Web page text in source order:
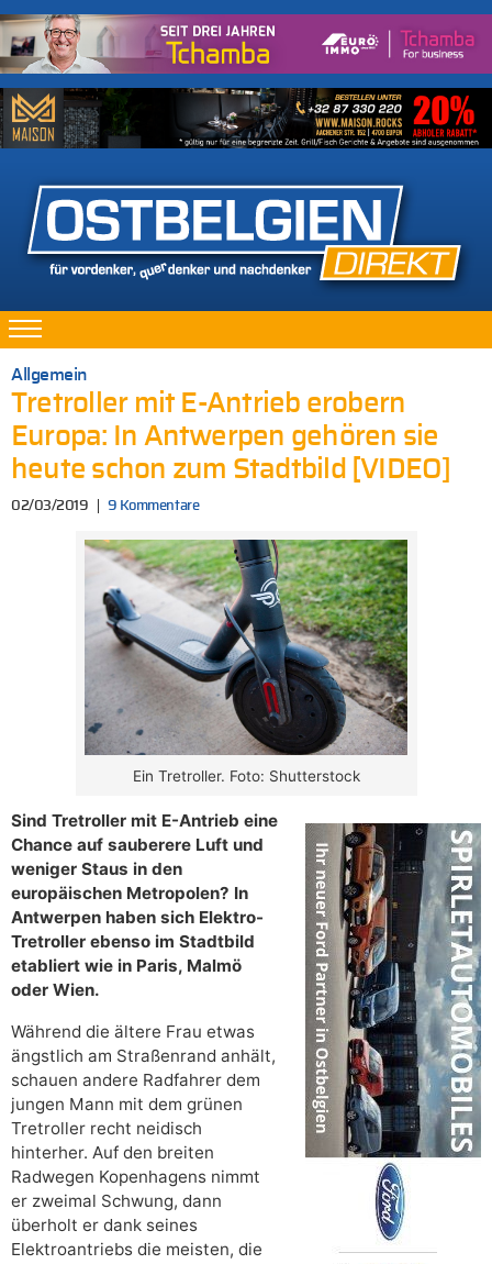
Allgemein
Tretroller mit E-Antrieb erobern
Europa: In Antwerpen gehören sie
heute schon zum Stadtbild [VIDEO]
02/03/2019 9 Kommentare
Ein Tretroller. Foto: Shutterstock
Sind Tretroller mit E-Antrieb eine
Chance auf sauberere Luft und
weniger Staus in den
europäischen Metropolen? In
Antwerpen haben sich Elektro-
Tretroller ebenso im Stadtbild
etabliert wie in Paris, Malmö
oder Wien.
Während die ältere Frau etwas
ängstlich am Straßenrand anhält,
schauen andere Radfahrer dem
jungen Mann mit dem grünen
Tretroller recht neidisch
hinterher. Auf den breiten
Radwegen Kopenhagens nimmt
er zweimal Schwung, dann
überholt er dank seines
Elektroantriebs die meisten, die